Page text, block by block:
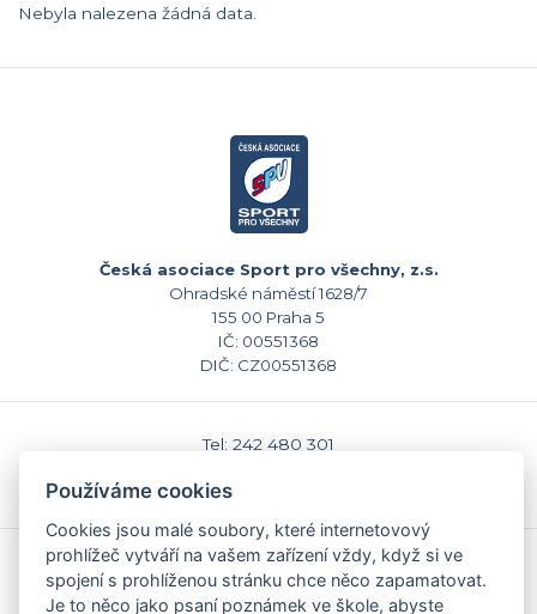
Nebyla nalezena žádná data.
Česká asociace Sport pro všechny, z.s.
Ohradské náměstí 1628/7
155 00 Praha 5
IČ: 00551368
DIČ: CZ00551368
Tel: 242 480 301
www.caspv.cz
Kontakty
Domů
Používáme cookies
Cookies jsou malé soubory, které internetovový
prohlížeč vytváří na vašem zařízení vždy, když si ve
spojení s prohlíženou stránku chce něco zapamatovat.
Je to něco jako psaní poznámek ve škole, abyste